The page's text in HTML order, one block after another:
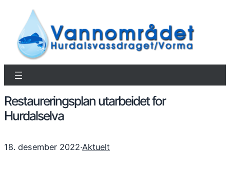
Restaureringsplan utarbeidet for
Hurdalselva
18. desember 2022·Aktuelt